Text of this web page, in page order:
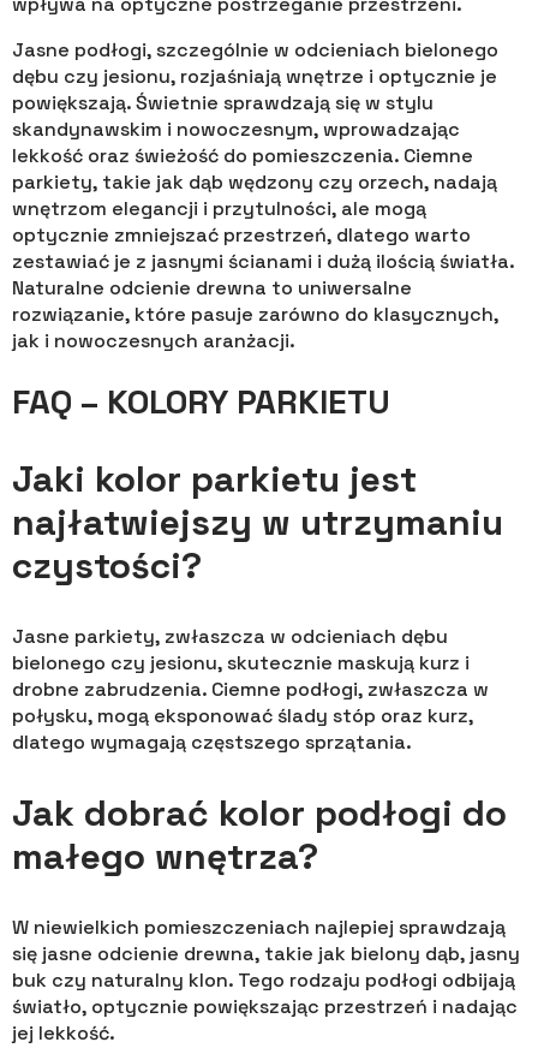
Jasne podłogi, szczególnie w odcieniach bielonego
dębu czy jesionu, rozjaśniają wnętrze i optycznie je
powiększają. Świetnie sprawdzają się w stylu
skandynawskim i nowoczesnym, wprowadzając
lekkość oraz świeżość do pomieszczenia. Ciemne
parkiety, takie jak dąb wędzony czy orzech, nadają
wnętrzom elegancji i przytulności, ale mogą
optycznie zmniejszać przestrzeń, dlatego warto
zestawiać je z jasnymi ścianami i dużą ilością światła.
Naturalne odcienie drewna to uniwersalne
rozwiązanie, które pasuje zarówno do klasycznych,
jak i nowoczesnych aranżacji.
FAQ – KOLORY PARKIETU
Jaki kolor parkietu jest
najłatwiejszy w utrzymaniu
czystości?
Jasne parkiety, zwłaszcza w odcieniach dębu
bielonego czy jesionu, skutecznie maskują kurz i
drobne zabrudzenia. Ciemne podłogi, zwłaszcza w
połysku, mogą eksponować ślady stóp oraz kurz,
dlatego wymagają częstszego sprzątania.
Jak dobrać kolor podłogi do
małego wnętrza?
W niewielkich pomieszczeniach najlepiej sprawdzają
się jasne odcienie drewna, takie jak bielony dąb, jasny
buk czy naturalny klon. Tego rodzaju podłogi odbijają
światło, optycznie powiększając przestrzeń i nadając
jej lekkość.